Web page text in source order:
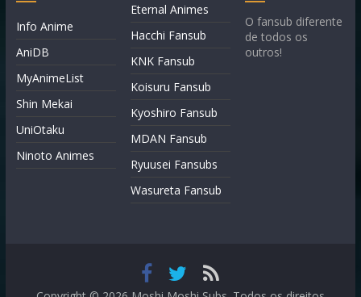
Info Anime
AniDB
MyAnimeList
Shin Mekai
UniOtaku
Ninoto Animes
Eternal Animes
Hacchi Fansub
KNK Fansub
Koisuru Fansub
Kyoshiro Fansub
MDAN Fansub
Ryuusei Fansubs
Wasureta Fansub
O fansub diferente
de todos os
outros!